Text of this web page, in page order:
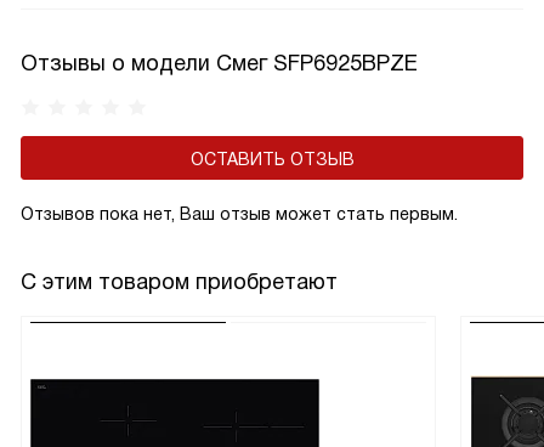
Отзывы о модели Смег SFP6925BPZE
ОСТАВИТЬ ОТЗЫВ
Отзывов пока нет, Ваш отзыв может стать первым.
С этим товаром приобретают